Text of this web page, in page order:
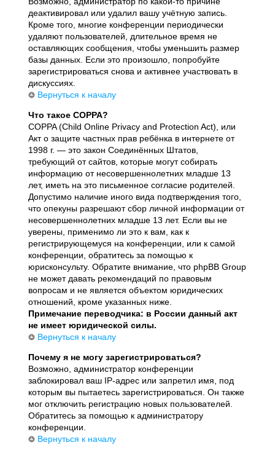
деактивировал или удалил вашу учётную запись.
Кроме того, многие конференции периодически
удаляют пользователей, длительное время не
оставляющих сообщения, чтобы уменьшить размер
базы данных. Если это произошло, попробуйте
зарегистрироваться снова и активнее участвовать в
дискуссиях.
Вернуться к началу
Что такое COPPA?
COPPA (Child Online Privacy and Protection Act), или
Акт о защите частных прав ребёнка в интернете от
1998 г. — это закон Соединённых Штатов,
требующий от сайтов, которые могут собирать
информацию от несовершеннолетних младше 13
лет, иметь на это письменное согласие родителей.
Допустимо наличие иного вида подтверждения того,
что опекуны разрешают сбор личной информации от
несовершеннолетних младше 13 лет. Если вы не
уверены, применимо ли это к вам, как к
регистрирующемуся на конференции, или к самой
конференции, обратитесь за помощью к
юрисконсульту. Обратите внимание, что phpBB Group
не может давать рекомендаций по правовым
вопросам и не является объектом юридических
отношений, кроме указанных ниже.
Примечание переводчика: в России данный акт
не имеет юридической силы.
Вернуться к началу
Почему я не могу зарегистрироваться?
Возможно, администратор конференции
заблокировал ваш IP-адрес или запретил имя, под
которым вы пытаетесь зарегистрироваться. Он также
мог отключить регистрацию новых пользователей.
Обратитесь за помощью к администратору
конференции.
Вернуться к началу